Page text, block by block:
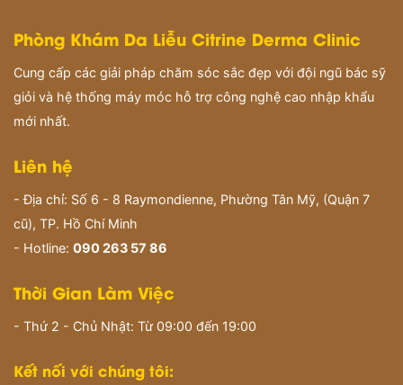
Phòng Khám Da Liễu Citrine Derma Clinic
Cung cấp các giải pháp chăm sóc sắc đẹp với đội ngũ bác sỹ
giỏi và hệ thống máy móc hỗ trợ công nghệ cao nhập khẩu
mới nhất.
Liên hệ
- Địa chỉ: Số 6 - 8 Raymondienne, Phường Tân Mỹ, (Quận 7
cũ), TP. Hồ Chí Minh
- Hotline: 090 263 57 86
Thời Gian Làm Việc
- Thứ 2 - Chủ Nhật: Từ 09:00 đến 19:00
Kết nối với chúng tôi: